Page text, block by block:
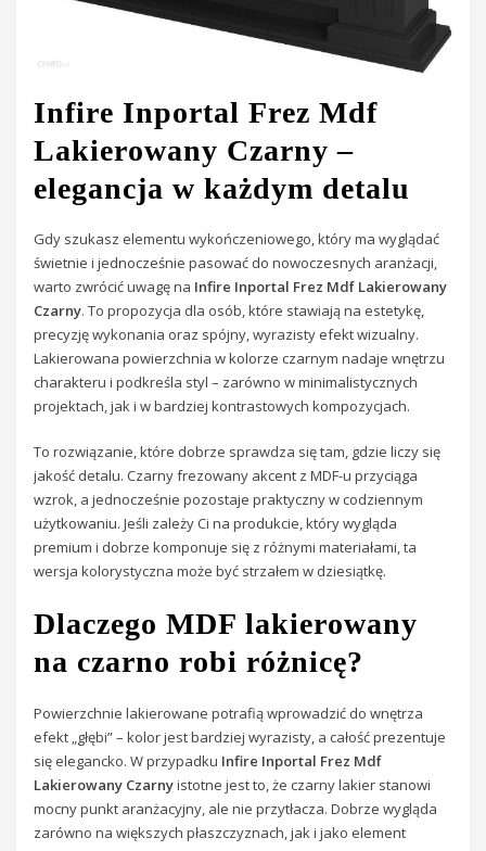
Infire Inportal Frez Mdf
Lakierowany Czarny –
elegancja w każdym detalu
Gdy szukasz elementu wykończeniowego, który ma wyglądać
świetnie i jednocześnie pasować do nowoczesnych aranżacji,
warto zwrócić uwagę na Infire Inportal Frez Mdf Lakierowany
Czarny. To propozycja dla osób, które stawiają na estetykę,
precyzję wykonania oraz spójny, wyrazisty efekt wizualny.
Lakierowana powierzchnia w kolorze czarnym nadaje wnętrzu
charakteru i podkreśla styl – zarówno w minimalistycznych
projektach, jak i w bardziej kontrastowych kompozycjach.
To rozwiązanie, które dobrze sprawdza się tam, gdzie liczy się
jakość detalu. Czarny frezowany akcent z MDF-u przyciąga
wzrok, a jednocześnie pozostaje praktyczny w codziennym
użytkowaniu. Jeśli zależy Ci na produkcie, który wygląda
premium i dobrze komponuje się z różnymi materiałami, ta
wersja kolorystyczna może być strzałem w dziesiątkę.
Dlaczego MDF lakierowany
na czarno robi różnicę?
Powierzchnie lakierowane potrafią wprowadzić do wnętrza
efekt „głębi” – kolor jest bardziej wyrazisty, a całość prezentuje
się elegancko. W przypadku Infire Inportal Frez Mdf
Lakierowany Czarnyistotne jest to, że czarny lakier stanowi
mocny punkt aranżacyjny, ale nie przytłacza. Dobrze wygląda
zarówno na większych płaszczyznach, jak i jako element